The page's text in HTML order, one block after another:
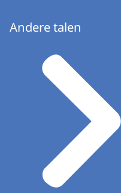
Andere talen